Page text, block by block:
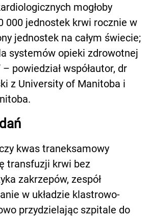
mogłoby
000 jednostek krwi rocznie w
jednostek na całym świecie;
systemów opieki zdrowotnej
powiedział współautor, dr
z University of Manitoba i
kwas traneksamowy
transfuzji krwi bez
zakrzepów, zespół
w układzie klastrowo-
przydzielając szpitale do